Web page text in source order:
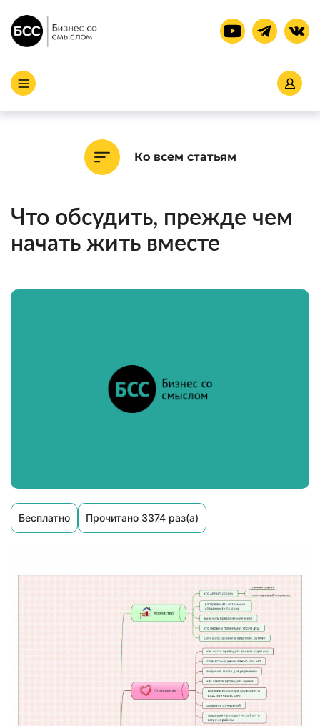
Ко всем статьям
Что обсудить, прежде чем
начать жить вместе
Бесплатно Прочитано 3374 раз(а)